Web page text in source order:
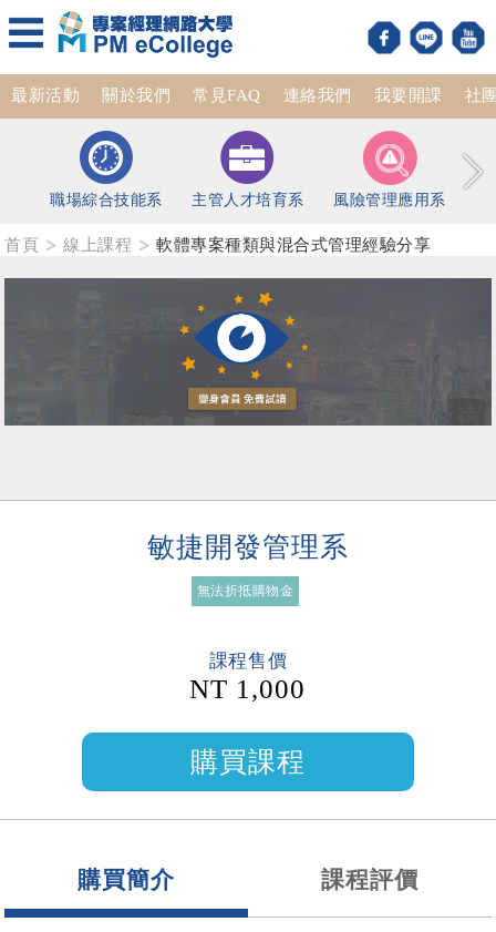
最新活動 關於我們 常見FAQ 連絡我們 我要開課 社
職場綜合技能系 主管人才培育系 風險管理應用系
首頁 線上課程 軟體專案種類與混合式管理經驗分享
敏捷開發管理系
無法折抵購物金
課程售價
NT 1,000
購買簡介 課程評價